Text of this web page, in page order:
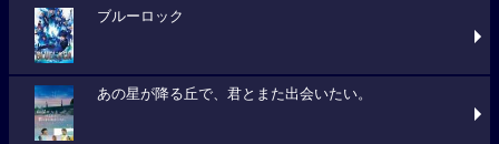
ブルーロック
あの星が降る丘で、君とまた出会いたい。